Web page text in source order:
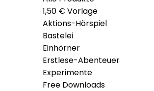
1,50 € Vorlage
Aktions-Hörspiel
Bastelei
Einhörner
Erstlese-Abenteuer
Experimente
Free Downloads